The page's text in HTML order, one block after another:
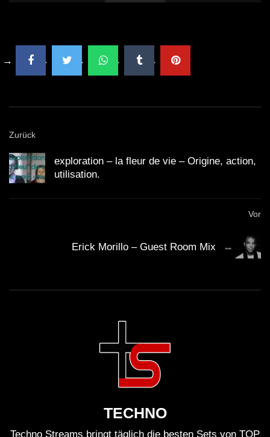
Zurück
exploration – la fleur de vie – Origine, action,
utilisation.
Vor
Erick Morillo – Guest Room Mix
TECHNO
Techno Streams bringt täglich die besten Sets von TOP